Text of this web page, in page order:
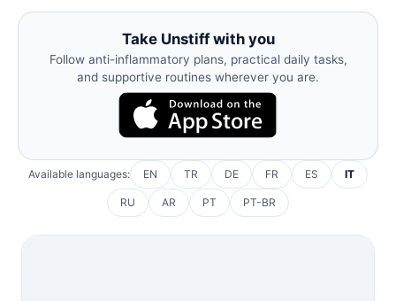
Take Unstiff with you
Follow anti-inflammatory plans, practical daily tasks,
and supportive routines wherever you are.
Available languages: EN TR DE FR ES IT
RU AR PT PT-BR